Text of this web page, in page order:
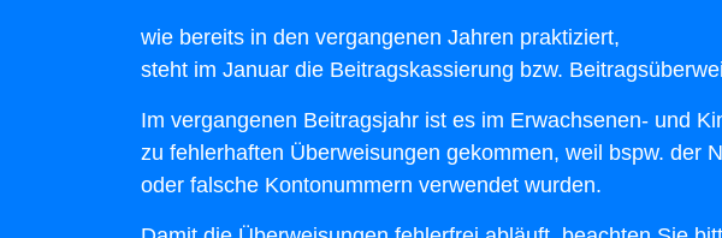
wie bereits in den vergangenen Jahren praktiziert,
steht im Januar die Beitragskassierung bzw.
Im vergangenen Beitragsjahr ist es im Erwachsenen- und
zu fehlerhaften Überweisungen gekommen, weil bspw. der
oder falsche Kontonummern verwendet wurden.